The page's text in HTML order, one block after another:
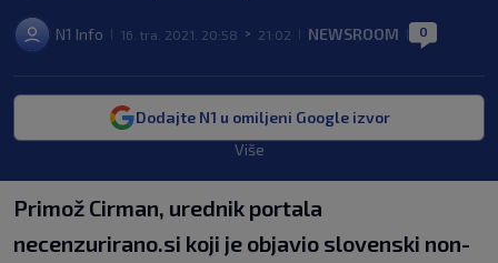
N1 Info 16. tra. 2021. 20:58 > 21:02 NEWSROOM 0
Dodajte N1 u omiljeni Google izvor
Više
Primož Cirman, urednik portala
necenzurirano.si koji je objavio slovenski non-